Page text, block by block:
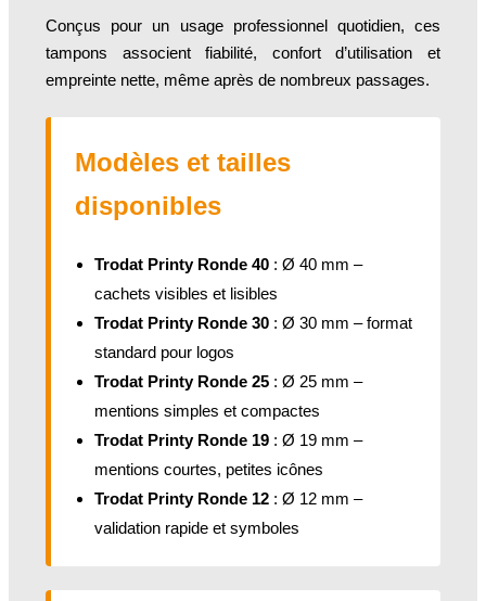
Conçus pour un usage professionnel quotidien, ces
tampons associent fiabilité, confort d’utilisation et
empreinte nette, même après de nombreux passages.
Modèles et tailles
disponibles
Trodat Printy Ronde 40 : Ø 40 mm –
cachets visibles et lisibles
Trodat Printy Ronde 30 : Ø 30 mm – format
standard pour logos
Trodat Printy Ronde 25 : Ø 25 mm –
mentions simples et compactes
Trodat Printy Ronde 19 : Ø 19 mm –
mentions courtes, petites icônes
Trodat Printy Ronde 12 : Ø 12 mm –
validation rapide et symboles